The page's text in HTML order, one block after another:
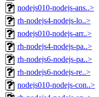
nodejs010-nodejs-ans..>
rh-nodejs4-nodejs-lo..>
nodejs010-nodejs-arr..>
rh-nodejs4-nodejs-pa..>
rh-nodejs6-nodejs-pa..>
rh-nodejs6-nodejs-re..>
nodejs010-nodejs-con..>